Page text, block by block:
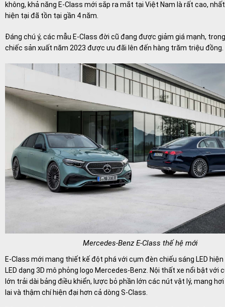
không, khả năng E-Class mới sắp ra mắt tại Việt Nam là rất cao,
hiện tại đã tồn tại gần 4 năm.
Đáng chú ý, các mẫu E-Class đời cũ đang được giảm giá mạnh,
chiếc sản xuất năm 2023 được ưu đãi lên đến hàng trăm triệu đồng.
Mercedes-Benz E-Class thế hệ mới
E-Class mới mang thiết kế đột phá với cụm đèn chiếu sáng LED
LED dạng 3D mô phỏng logo Mercedes-Benz. Nội thất xe nổi bật với
lớn trải dài bảng điều khiển, lược bỏ phần lớn các nút vật lý, mang
lai và thậm chí hiện đại hơn cả dòng S-Class.